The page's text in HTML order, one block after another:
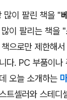
많이 팔린 책을 "
이 팔리는 책을 "
으로만 제한해
다. PC 부품이나
오늘 소개하는
트셀러와 스테디